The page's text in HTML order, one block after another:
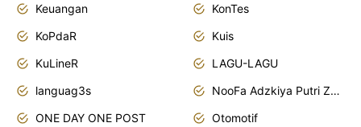
Keuangan
KonTes
KoPdaR
Kuis
KuLineR
LAGU-LAGU
languag3s
NooFa Adzkiya Putri Zain
ONE DAY ONE POST
Otomotif